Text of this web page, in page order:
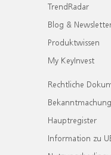
TrendRadar
Blog &
Produktwissen
My KeyInvest
Rechtliche
Hauptregister
Information zu